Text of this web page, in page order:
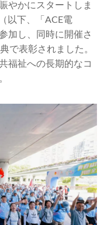
やかにスタートしま
以下、「ACE電
加し、同時に開催さ
で表彰されました。
福祉への長期的なコ